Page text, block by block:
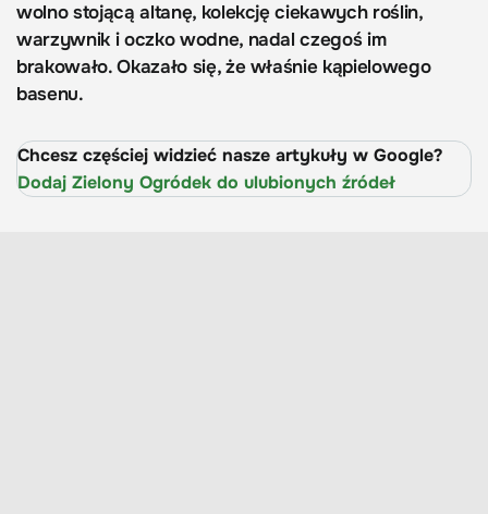
wolno stojącą altanę, kolekcję ciekawych roślin,
warzywnik i oczko wodne, nadal czegoś im
brakowało. Okazało się, że właśnie kąpielowego
basenu.
Chcesz częściej widzieć nasze artykuły w Google?
Dodaj Zielony Ogródek do ulubionych źródeł